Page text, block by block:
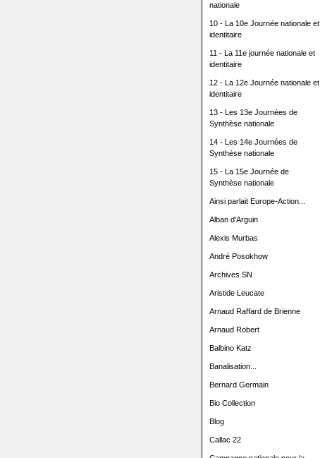
nationale
10 - La 10e Journée nationale et
identitaire
11 - La 11e journée nationale et
identitaire
12 - La 12e Journée nationale et
identitaire
13 - Les 13e Journées de
Synthèse nationale
14 - Les 14e Journées de
Synthèse nationale
15 - La 15e Journée de
Synthèse nationale
Ainsi parlait Europe-Action...
Alban d'Arguin
Alexis Murbas
André Posokhow
Archives SN
Aristide Leucate
Arnaud Raffard de Brienne
Arnaud Robert
Balbino Katz
Banalisation...
Bernard Germain
Bio Collection
Blog
Callac 22